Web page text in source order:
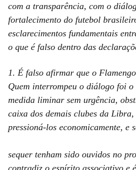
com a transparência, com o
fortalecimento do futebol
esclarecimentos fundamentais
o que é falso dentro das
1. É falso afirmar que o
Quem interrompeu o diálogo foi o
medida liminar sem urgência,
caixa dos demais clubes da
pressioná-los economicamente, e
sequer tenham sido ouvidos no
contradiz o espírito associativo e